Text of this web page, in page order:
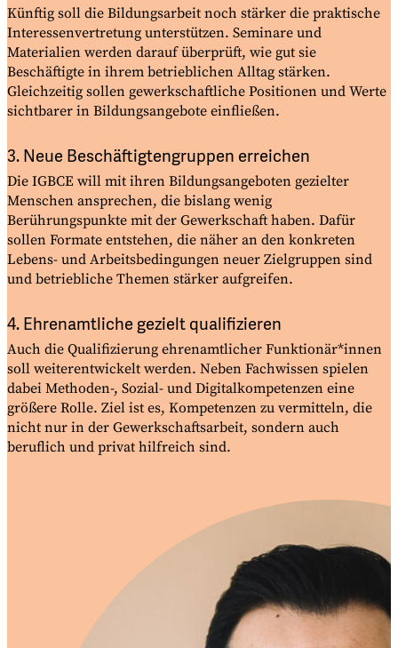
Künftig soll die Bildungsarbeit noch stärker die praktische
Interessenvertretung unterstützen. Seminare und
Materialien werden darauf überprüft, wie gut sie
Beschäftigte in ihrem betrieblichen Alltag stärken.
Gleichzeitig sollen gewerkschaftliche Positionen und Werte
sichtbarer in Bildungsangebote einfließen.
3. Neue Beschäftigtengruppen erreichen
Die IGBCE will mit ihren Bildungsangeboten gezielter
Menschen ansprechen, die bislang wenig
Berührungspunkte mit der Gewerkschaft haben. Dafür
sollen Formate entstehen, die näher an den konkreten
Lebens- und Arbeitsbedingungen neuer Zielgruppen sind
und betriebliche Themen stärker aufgreifen.
4. Ehrenamtliche gezielt qualifizieren
Auch die Qualifizierung ehrenamtlicher Funktionär*innen
soll weiterentwickelt werden. Neben Fachwissen spielen
dabei Methoden-, Sozial- und Digitalkompetenzen eine
größere Rolle. Ziel ist es, Kompetenzen zu vermitteln, die
nicht nur in der Gewerkschaftsarbeit, sondern auch
beruflich und privat hilfreich sind.